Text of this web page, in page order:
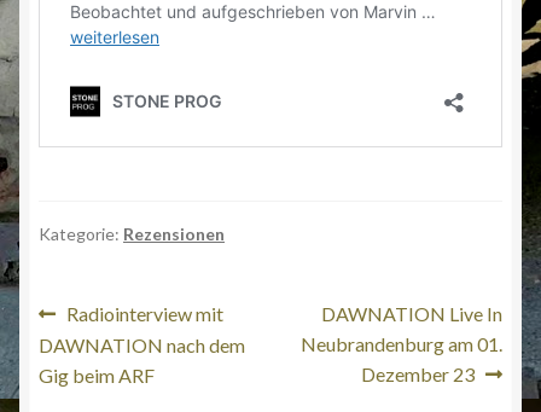
Kategorie: Rezensionen
Beitragsnavigation
Vorheriger
Beitrag:
Radiointerview mit
DAWNATION nach dem
Gig beim ARF
Nächster
Beitrag:
DAWNATION Live In
Neubrandenburg am 01.
Dezember 23